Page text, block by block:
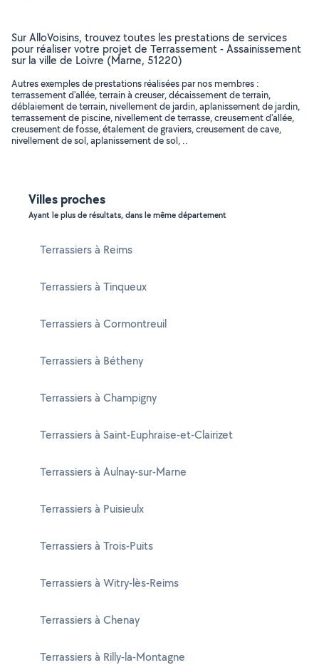
Sur AlloVoisins, trouvez toutes les prestations de services
pour réaliser votre projet de Terrassement - Assainissement
sur la ville de Loivre (Marne, 51220)
Autres exemples de prestations réalisées par nos membres :
terrassement d'allée, terrain à creuser, décaissement de terrain,
déblaiement de terrain, nivellement de jardin, aplanissement de jardin,
terrassement de piscine, nivellement de terrasse, creusement d'allée,
creusement de fosse, étalement de graviers, creusement de cave,
nivellement de sol, aplanissement de sol, ..
Villes proches
Ayant le plus de résultats, dans le même département
Terrassiers à Reims
Terrassiers à Tinqueux
Terrassiers à Cormontreuil
Terrassiers à Bétheny
Terrassiers à Champigny
Terrassiers à Saint-Euphraise-et-Clairizet
Terrassiers à Aulnay-sur-Marne
Terrassiers à Puisieulx
Terrassiers à Trois-Puits
Terrassiers à Witry-lès-Reims
Terrassiers à Chenay
Terrassiers à Rilly-la-Montagne